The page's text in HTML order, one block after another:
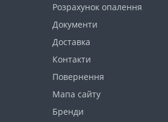
Розрахунок опалення
Документи
Доставка
Контакти
Повернення
Мапа сайту
Бренди